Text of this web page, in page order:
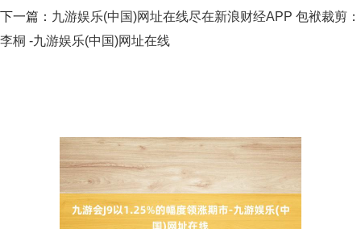
下一篇： 九游娱乐(中国)网址在线尽在新浪财经APP 包袱裁剪：
李桐 -九游娱乐(中国)网址在线